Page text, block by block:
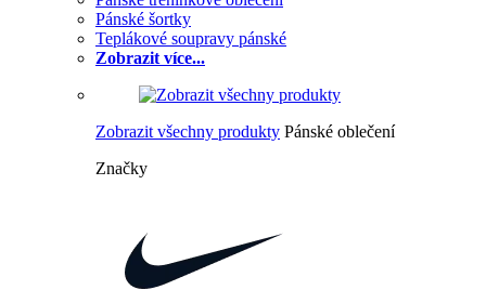
Pánské šortky
Teplákové soupravy pánské
Zobrazit více...
Zobrazit všechny produkty Pánské oblečení
Značky